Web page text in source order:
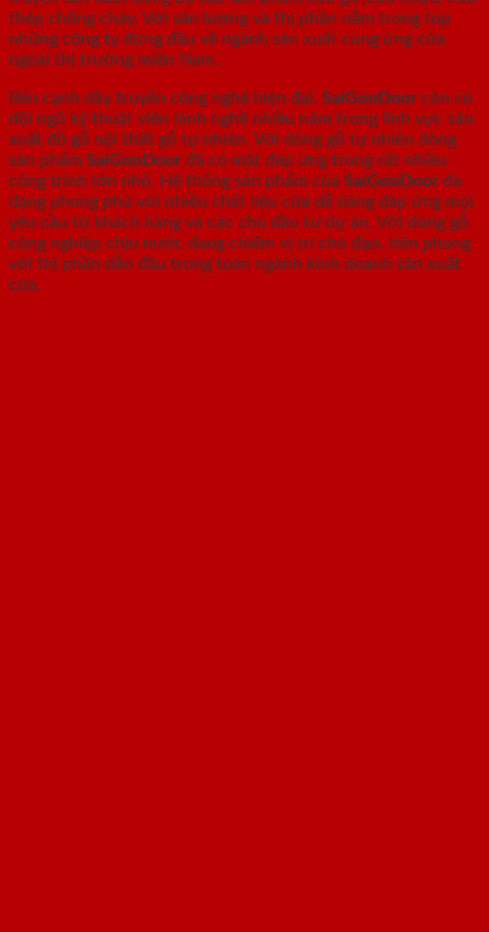
thép chống cháy. Với sản lượng và thị phần nằm trong top
những công ty đứng đầu về ngành sản xuất cung ứng cửa
ngoài thị trường miền Nam.
Bên cạnh dây truyền công nghệ hiện đại, SaiGonDoor còn có
đội ngũ kỹ thuật viên lành nghề nhiều năm trong lĩnh vực sản
xuất đồ gỗ nội thất gỗ tự nhiên. Với dòng gỗ tự nhiên dòng
sản phẩm SaiGonDoor đã có mặt đáp ứng trong rất nhiều
công trình lớn nhỏ. Hệ thống sản phẩm của SaiGonDoor đa
dạng phong phú với nhiều chất liệu cửa dễ dàng đáp ứng mọi
yêu cầu từ khách hàng và các chủ đầu tư dự án. Với dòng gỗ
công nghiệp chịu nước đang chiếm vị trí chủ đạo, tiên phong
với thị phần dẫn đầu trong toàn ngành kinh doanh sản xuất
cửa.